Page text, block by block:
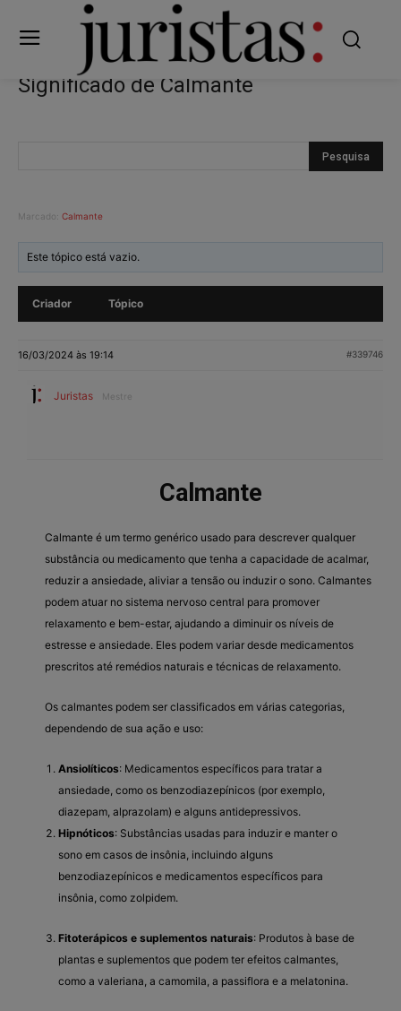
Significado de Calmante
Marcado: Calmante
Este tópico está vazio.
Criador Tópico
16/03/2024 às 19:14 #339746
Juristas Mestre
Calmante
Calmante é um termo genérico usado para descrever qualquer
substância ou medicamento que tenha a capacidade de acalmar,
reduzir a ansiedade, aliviar a tensão ou induzir o sono. Calmantes
podem atuar no sistema nervoso central para promover
relaxamento e bem-estar, ajudando a diminuir os níveis de
estresse e ansiedade. Eles podem variar desde medicamentos
prescritos até remédios naturais e técnicas de relaxamento.
Os calmantes podem ser classificados em várias categorias,
dependendo de sua ação e uso:
Ansiolíticos: Medicamentos específicos para tratar a
ansiedade, como os benzodiazepínicos (por exemplo,
diazepam, alprazolam) e alguns antidepressivos.
Hipnóticos: Substâncias usadas para induzir e manter o
sono em casos de insônia, incluindo alguns
benzodiazepínicos e medicamentos específicos para
insônia, como zolpidem.
Fitoterápicos e suplementos naturais: Produtos à base de
plantas e suplementos que podem ter efeitos calmantes,
como a valeriana, a camomila, a passiflora e a melatonina.